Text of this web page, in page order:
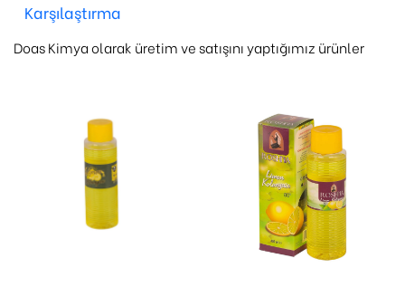
Karşılaştırma
Doas Kimya olarak üretim ve satışını yaptığımız ürünler